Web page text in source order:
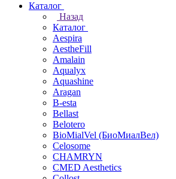
Каталог
Назад
Каталог
Aespira
AestheFill
Amalain
Aqualyx
Aquashine
Aragan
B-esta
Bellast
Belotero
BioMialVel (БиоМиалВел)
Celosome
CHAMRYN
CMED Aesthetics